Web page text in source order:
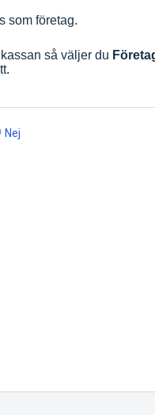
som företag.
så väljer du
Nej